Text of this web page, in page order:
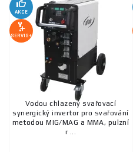
AKCE
SERVIS+
Vodou chlazený svařovací
synergický invertor pro svařování
metodou MIG/MAG a MMA, pulzní
r ...